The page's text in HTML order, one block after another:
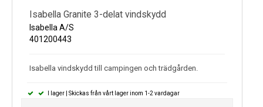
Isabella Granite 3-delat vindskydd
Isabella A/S
401200443
Isabella vindskydd till campingen och trädgården.
I lager | Skickas från vårt lager inom 1-2 vardagar